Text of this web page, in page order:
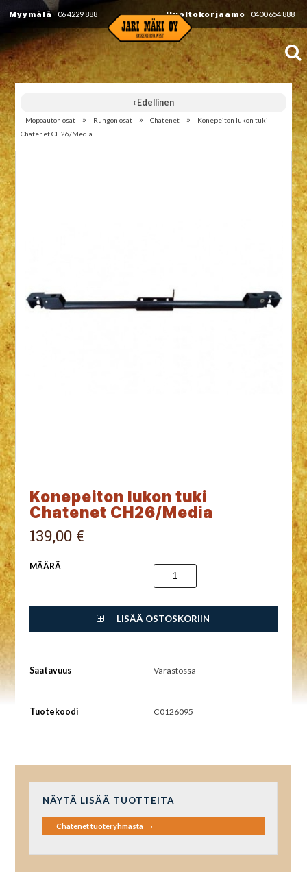
Myymälä 06 4229 888 Huoltokorjaamo 0400 654 888
‹ Edellinen
Mopoauton osat » Rungon osat » Chatenet »
Konepeiton lukon tuki
Chatenet CH26/Media
Konepeiton lukon tuki
Chatenet CH26/Media
139,00 €
MÄÄRÄ
LISÄÄ OSTOSKORIIN
Saatavuus Varastossa
Tuotekoodi C0126095
NÄYTÄ LISÄÄ TUOTTEITA
Chatenet tuoteryhmästä